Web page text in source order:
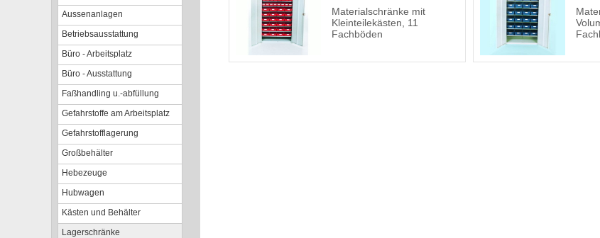
Aussenanlagen
Betriebsausstattung
Büro - Arbeitsplatz
Büro - Ausstattung
Faßhandling u.-abfüllung
Gefahrstoffe am Arbeitsplatz
Gefahrstofflagerung
Großbehälter
Hebezeuge
Hubwagen
Kästen und Behälter
Lagerschränke
Materialschränke mit
Kleinteilekästen, 11
Fachböden